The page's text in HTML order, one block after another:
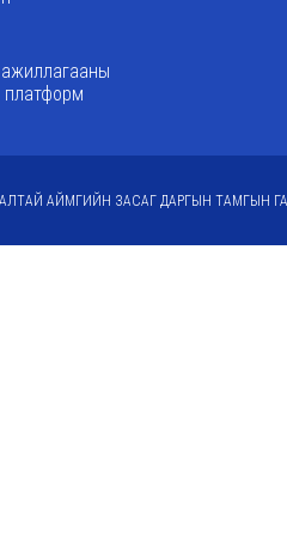
платформ
АЙМГИЙН ЗАСАГ ДАРГЫН ТАМГЫН